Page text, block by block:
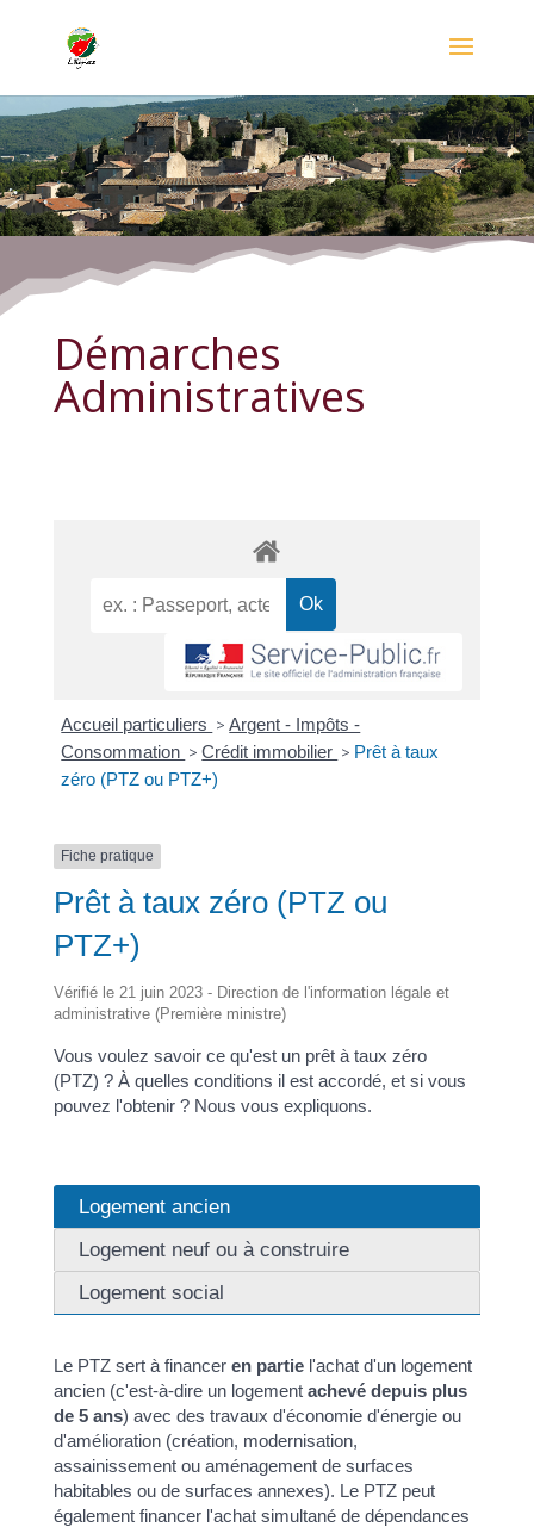
Démarches Administratives
Démarches
Administratives
Accueil particuliers > Argent - Impôts -
Consommation > Crédit immobilier > Prêt à taux
zéro (PTZ ou PTZ+)
Fiche pratique
Prêt à taux zéro (PTZ ou
PTZ+)
Vérifié le 21 juin 2023 - Direction de l'information légale et
administrative (Première ministre)
Vous voulez savoir ce qu'est un prêt à taux zéro
(PTZ) ? À quelles conditions il est accordé, et si vous
pouvez l'obtenir ? Nous vous expliquons.
Logement ancien
Logement neuf ou à construire
Logement social
Le PTZ sert à financer en partiel'achat d'un logement
ancien (c'est-à-dire un logement achevé depuis plus
de 5 ans) avec des travaux d'économie d'énergie ou
d'amélioration (création, modernisation,
assainissement ou aménagement de surfaces
habitables ou de surfaces annexes). Le PTZ peut
également financer l'achat simultané de dépendances